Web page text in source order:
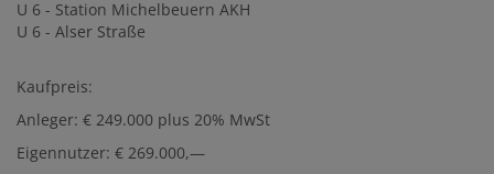
U 6 - Station Michelbeuern AKH
U 6 - Alser Straße
Kaufpreis:
Anleger: € 249.000 plus 20% MwSt
Eigennutzer: € 269.000,—